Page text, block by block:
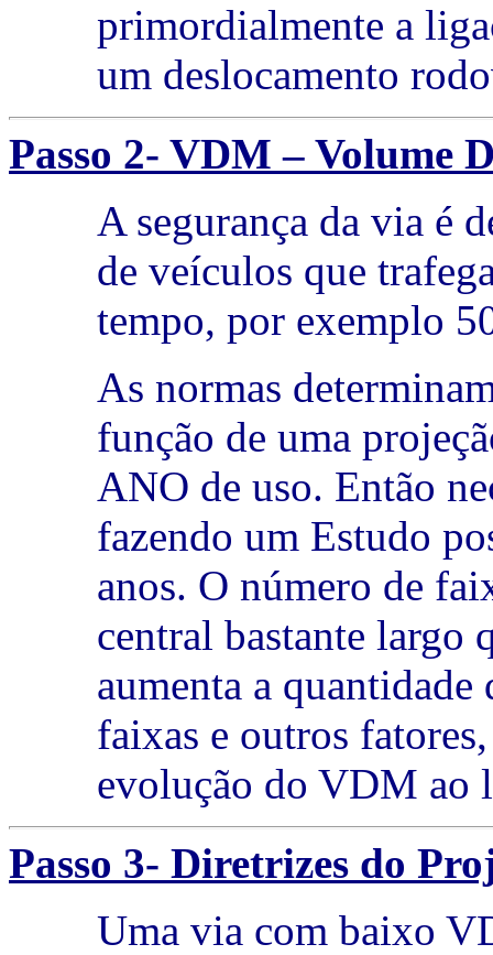
primordialmente a
um deslocamento
Passo 2- VDM – Volume
A segurança da via é
de veículos que
tempo, por exemplo
As normas
função de uma
ANO de uso. Então
fazendo um Estudo
anos. O número de
central bastante largo
aumenta a
faixas e outros
evolução do VDM ao
Passo 3- Diretrizes do
Uma via com baixo